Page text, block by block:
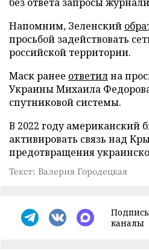
Напомним, Зеленский
просьбой задействовать
российской территории.
Маск ранее ответилна
Украины Михаила
спутниковой системы.
В 2022 году американский
активировать связь над
предотвращения
Текст: Валерия Городецкая
каналы